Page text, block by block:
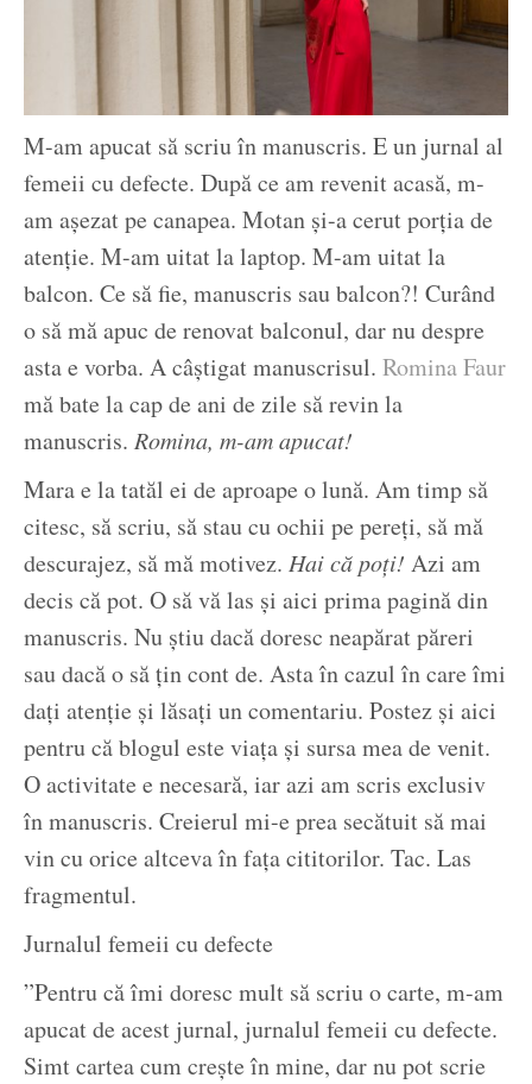
M-am apucat să scriu în manuscris. E un jurnal al
femeii cu defecte. După ce am revenit acasă, m-
am așezat pe canapea. Motan și-a cerut porția de
atenție. M-am uitat la laptop. M-am uitat la
balcon. Ce să fie, manuscris sau balcon?! Curând
o să mă apuc de renovat balconul, dar nu despre
asta e vorba. A câștigat manuscrisul. Romina Faur
mă bate la cap de ani de zile să revin la
manuscris. Romina, m-am apucat!
Mara e la tatăl ei de aproape o lună. Am timp să
citesc, să scriu, să stau cu ochii pe pereți, să mă
descurajez, să mă motivez. Hai că poți! Azi am
decis că pot. O să vă las și aici prima pagină din
manuscris. Nu știu dacă doresc neapărat păreri
sau dacă o să țin cont de. Asta în cazul în care îmi
dați atenție și lăsați un comentariu. Postez și aici
pentru că blogul este viața și sursa mea de venit.
O activitate e necesară, iar azi am scris exclusiv
în manuscris. Creierul mi-e prea secătuit să mai
vin cu orice altceva în fața cititorilor. Tac. Las
fragmentul.
Jurnalul femeii cu defecte
”Pentru că îmi doresc mult să scriu o carte, m-am
apucat de acest jurnal, jurnalul femeii cu defecte.
Simt cartea cum crește în mine, dar nu pot scrie